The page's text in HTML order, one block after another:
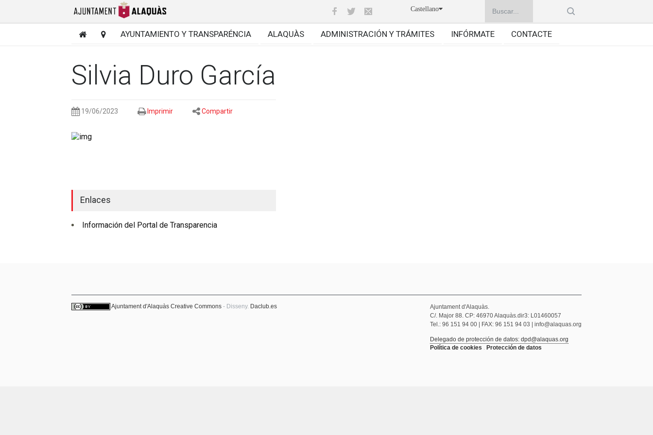
Castellano
AYUNTAMIENTO Y TRANSPARÉNCIA ALAQUÀS ADMINISTRACIÓN Y TRÁMITES INFÓRMATE CONTACTE
Silvia Duro García
19/06/2023 Imprimir Compartir
Enlaces
Información del Portal de Transparencia
Ajuntament d'Alaquàs Creative Commons - Disseny. Daclub.es
Ajuntament d'Alaquàs.
C/. Major 88. CP: 46970 Alaquàs.dir3: L01460057
Tel.: 96 151 94 00 | FAX: 96 151 94 03 | info@alaquas.org
Delegado de protección de datos: dpd@alaquas.org
Política de cookies . Protección de datos